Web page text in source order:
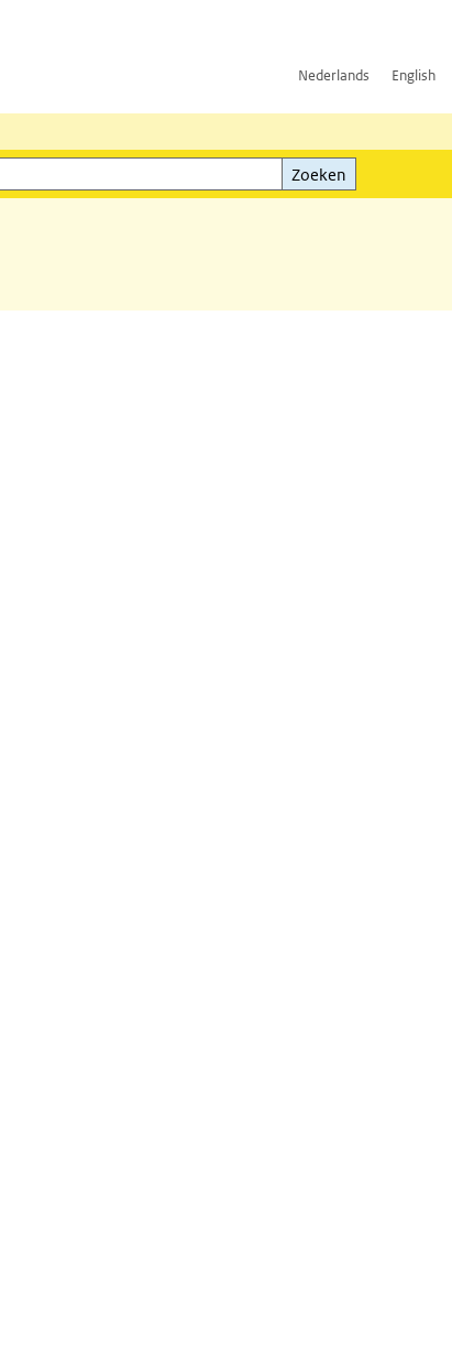
Nederlands English
Zoeken